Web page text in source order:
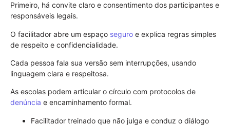
Primeiro, há convite claro e consentimento dos participantes e
responsáveis legais.
O facilitador abre um espaço seguro e explica regras simples
de respeito e confidencialidade.
Cada pessoa fala sua versão sem interrupções, usando
linguagem clara e respeitosa.
As escolas podem articular o círculo com protocolos de
denúncia e encaminhamento formal.
Facilitador treinado que não julga e conduz o diálogo